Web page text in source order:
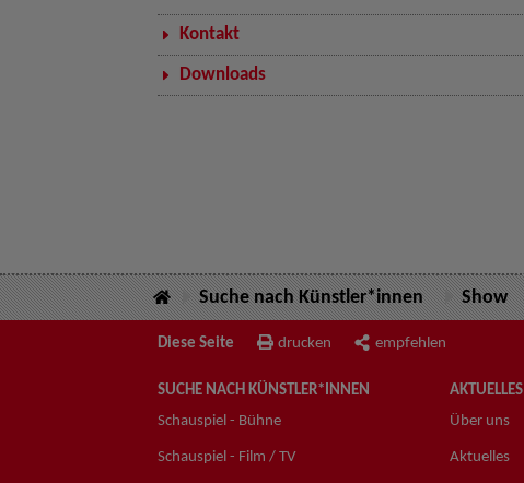
Kontakt
Downloads
Suche nach Künstler*innen Show
Diese Seite drucken empfehlen
SUCHE NACH KÜNSTLER*INNEN
Schauspiel - Bühne
Schauspiel - Film / TV
AKTUELLES
Über uns
Aktuelles